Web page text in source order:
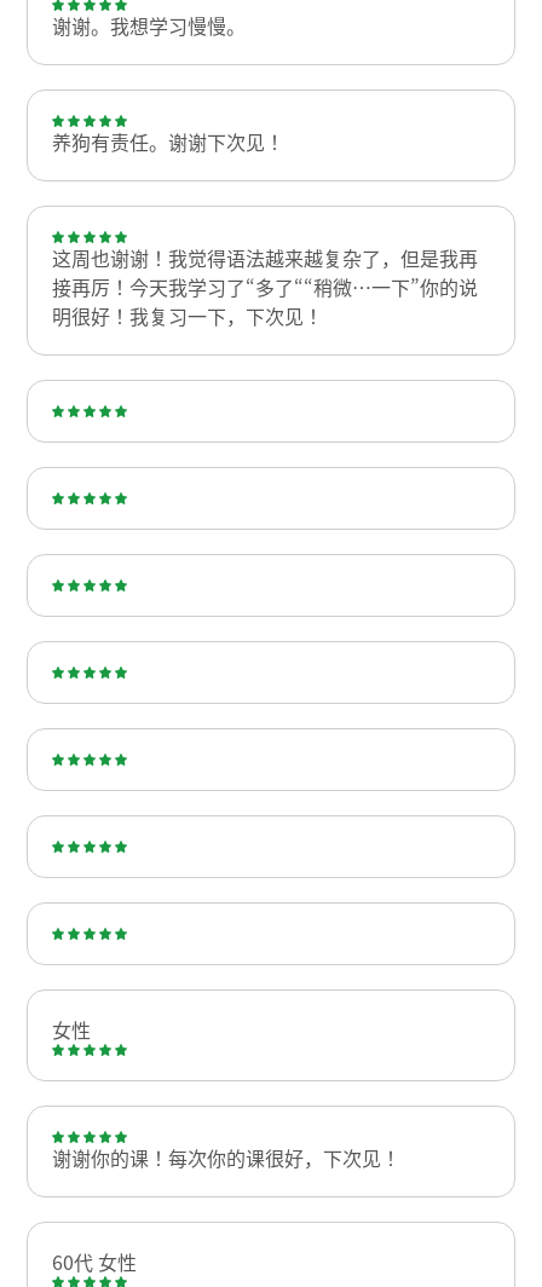
谢谢。我想学习慢慢。
养狗有责任。谢谢下次见！
这周也谢谢！我觉得语法越来越复杂了，但是我再
接再厉！今天我学习了“多了““稍微…一下”你的说
明很好！我复习一下，下次见！
女性
谢谢你的课！每次你的课很好，下次见！
60代 女性